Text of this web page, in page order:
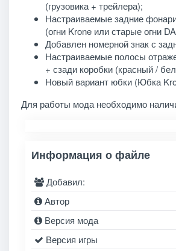
(грузовика + трейлера);
Настраиваемые задние
(огни Krone или старые огни
Добавлен номерной знак с
Настраиваемые полосы
+ сзади коробки (красный /
Новый вариант юбки (Юбка
Для работы мода необходимо
Информация о файле
Добавил:
Автор
Версия мода
Версия игры